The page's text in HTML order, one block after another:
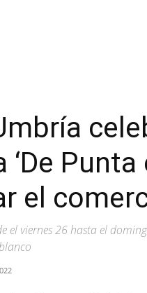
‘De Punta
el
el viernes 26 hasta el